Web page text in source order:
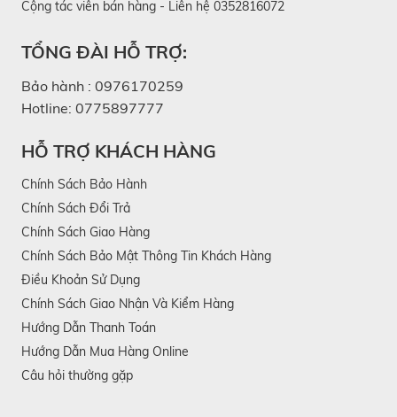
Cộng tác viên bán hàng - Liên hệ 0352816072
TỔNG ĐÀI HỖ TRỢ:
Bảo hành : 0976170259
Hotline: 0775897777
HỖ TRỢ KHÁCH HÀNG
Chính Sách Bảo Hành
Chính Sách Đổi Trả
Chính Sách Giao Hàng
Chính Sách Bảo Mật Thông Tin Khách Hàng
Điều Khoản Sử Dụng
Chính Sách Giao Nhận Và Kiểm Hàng
Hướng Dẫn Thanh Toán
Hướng Dẫn Mua Hàng Online
Câu hỏi thường gặp